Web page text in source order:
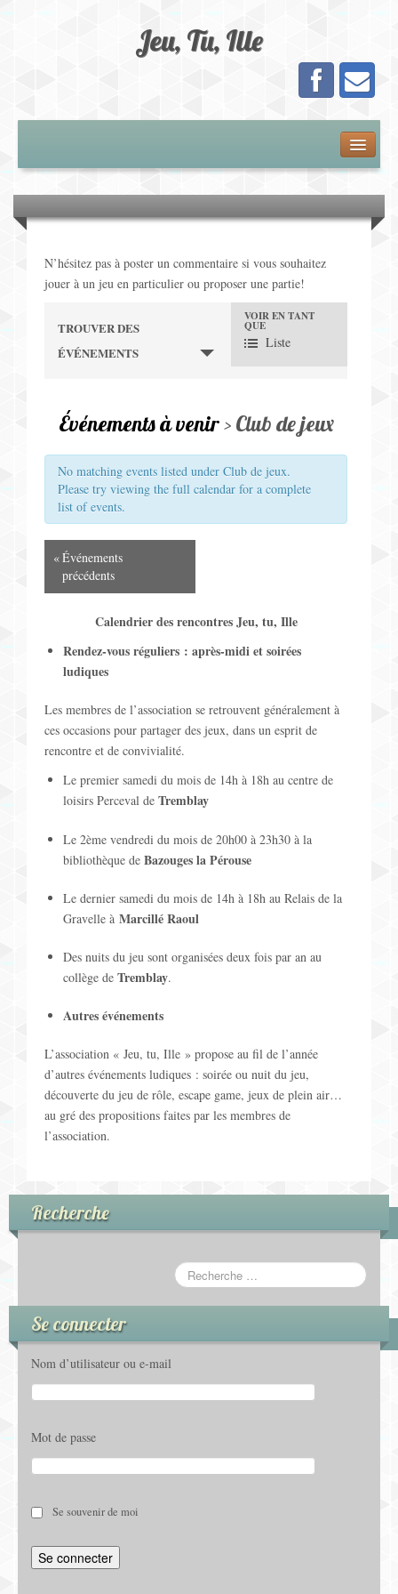
Jeu, Tu, Ille
Adhésion
Les Jeux
Jeux de Plateau
Jeux pour Enfants
Jeux de Rôle
Contact
N’hésitez pas à poster un commentaire si vous souhaitez
jouer à un jeu en particulier ou proposer une partie!
TROUVER DES
ÉVÉNEMENTS
N
i
g
o
n
a
l
a
ff
c
g
e
v
e
e
VOIR EN TANT
QUE
Liste
Événements à venir› Club de jeux
No matching events listed under Club de jeux.
Please try viewing the full calendar for a complete
list of events.
N
a
i
g
a
t
o
a
L
i
s
t
d
'
v
é
n
e
m
e
n
t
«Événements
précédents
Calendrier des rencontres Jeu, tu, Ille
Rendez-vous réguliers : après-midi et soirées
ludiques
Les membres de l’association se retrouvent généralement à
ces occasions pour partager des jeux, dans un esprit de
rencontre et de convivialité.
Le premier samedi du mois de 14h à 18h au centre de
loisirs Perceval de Tremblay
Le 2ème vendredi du mois de 20h00 à 23h30 à la
bibliothèque de Bazouges la Pérouse
Le dernier samedi du mois de 14h à 18h au Relais de la
Gravelle à Marcillé Raoul
Des nuits du jeu sont organisées deux fois par an au
collège de Tremblay.
Autres événements
L’association « Jeu, tu, Ille » propose au fil de l’année
d’autres événements ludiques : soirée ou nuit du jeu,
découverte du jeu de rôle, escape game, jeux de plein air…
au gré des propositions faites par les membres de
l’association.
Recherche
Se connecter
Nom d’utilisateur ou e-mail
Mot de passe
Se souvenir de moi